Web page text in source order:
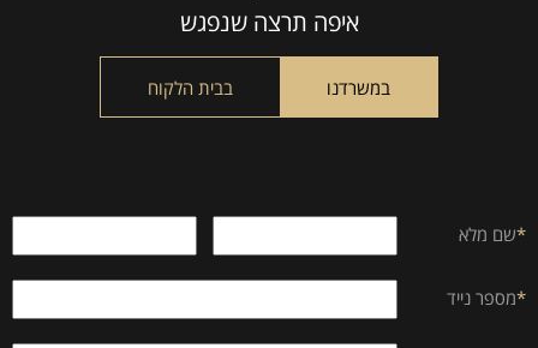
איפה תרצה שנפגש
במשרדנו בבית הלקוח
*שם מלא
*מספר נייד